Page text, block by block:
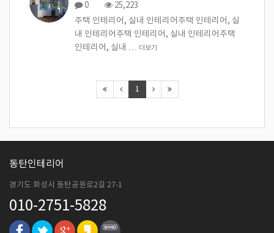
0
25,223
주택 인테리어, 실내 인테리어주택 인테리어, 실
내 인테리어주택 인테리어, 실내 인테리어주택
인테리어, 실내 … 더보기
1
동탄인테리어
경기도 화성시 동탄공원로2길 27-1
010-2751-5828